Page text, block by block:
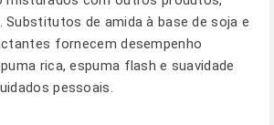
Substitutos de amida à base de soja e
fornecem desempenho
rica, espuma flash e suavidade
pessoais.